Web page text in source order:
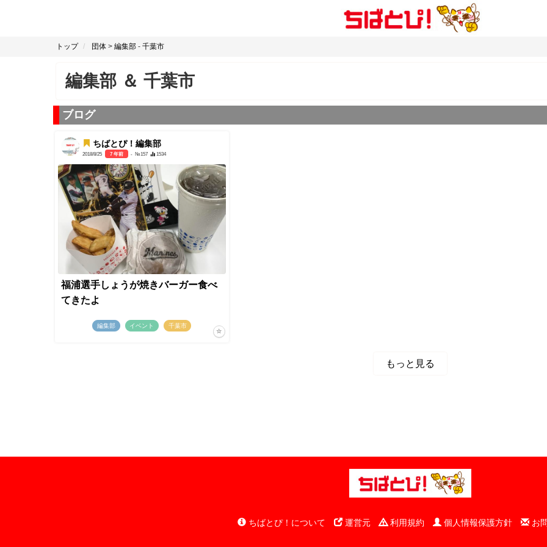
トップ 団体 > 編集部 - 千葉市
編集部 ＆ 千葉市
ブログ
ちばとぴ！編集部
2018/8/25 7 年前 - №157 1534
福浦選手しょうが焼きバーガー食べ
てきたよ
編集部 イベント 千葉市
もっと見る
ちばとぴ！について 運営元 利用規約 個人情報保護方針 お